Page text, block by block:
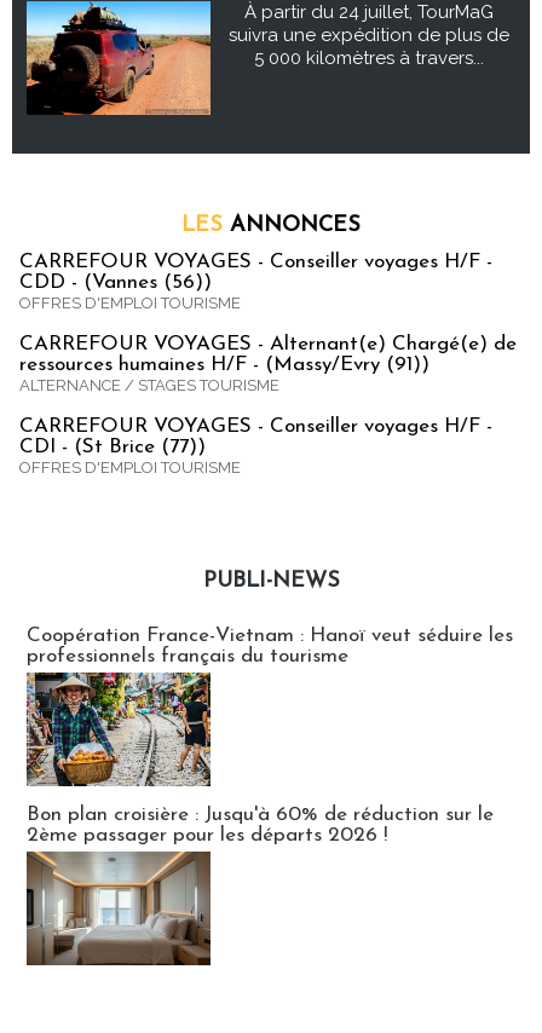
À partir du 24 juillet, TourMaG
suivra une expédition de plus de
5 000 kilomètres à travers...
LES ANNONCES
CARREFOUR VOYAGES - Conseiller voyages H/F -
CDD - (Vannes (56))
OFFRES D'EMPLOI TOURISME
CARREFOUR VOYAGES - Alternant(e) Chargé(e) de
ressources humaines H/F - (Massy/Evry (91))
ALTERNANCE / STAGES TOURISME
CARREFOUR VOYAGES - Conseiller voyages H/F -
CDI - (St Brice (77))
OFFRES D'EMPLOI TOURISME
PUBLI-NEWS
Coopération France-Vietnam : Hanoï veut séduire les
professionnels français du tourisme
Bon plan croisière : Jusqu'à 60% de réduction sur le
2ème passager pour les départs 2026 !